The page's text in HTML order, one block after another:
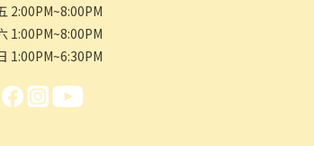
2:00PM~8:00PM
1:00PM~8:00PM
1:00PM~6:30PM